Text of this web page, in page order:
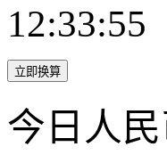
12:33:55
立即换算
今日人